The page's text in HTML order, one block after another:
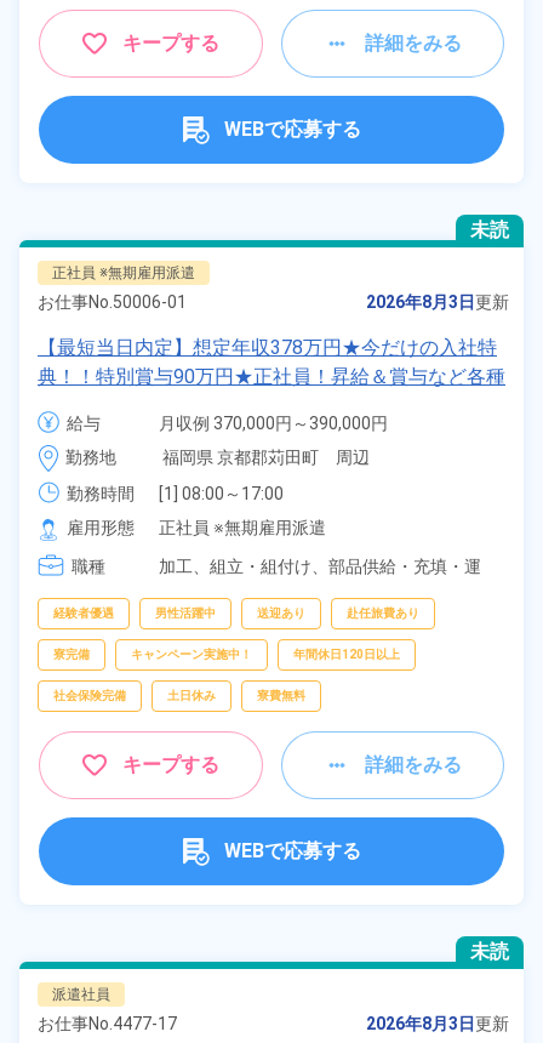
キープする 詳細をみる
WEBで応募する
未読
正社員 ※無期雇用派遣
お仕事No. 50006-01 2026年8月3日更新
【最短当日内定】想定年収378万円★今だけの入社特
典！！特別賞与90万円★正社員！昇給＆賞与など各種
手当も充実！クルマの組立・加工業務！備品付き寮完
備★無料送迎あり♪生活支援物資事前対応可◎《福岡
県苅田町》
給与
月収例 370,000円～390,000円
給与 255,000円～255,000円
勤務地
福岡県 京都郡苅田町　周辺
勤務時間
[1] 08:00～17:00
[2] 20:00～05:00
[3] 16:30～01:30
雇用形態
正社員 ※無期雇用派遣
職種
加工、 組立・組付け、 部品供給・充填・運
経験者優遇 男性活躍中 送迎あり 赴任旅費あり
寮完備 キャンペーン実施中！ 年間休日120日以上
社会保険完備 土日休み 寮費無料
キープする 詳細をみる
WEBで応募する
未読
派遣社員
お仕事No. 4477-17 2026年8月3日更新